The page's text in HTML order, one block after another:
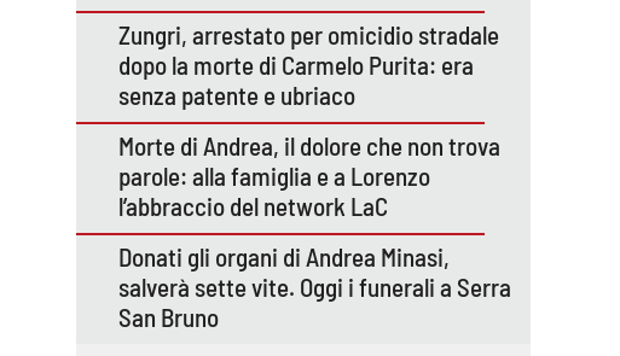
Zungri, arrestato per omicidio stradale
dopo la morte di Carmelo Purita: era
senza patente e ubriaco
Morte di Andrea, il dolore che non trova
parole: alla famiglia e a Lorenzo
l’abbraccio del network LaC
Donati gli organi di Andrea Minasi,
salverà sette vite. Oggi i funerali a Serra
San Bruno